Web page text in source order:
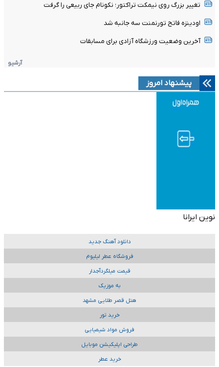
تغییر بزرگ روی نیمکت تراکتور؛ نکونام جای ربیعی را گرفت
اودینزه فاتح تورنمنت سه جانبه شد
آخرین وضعیت ورزشگاه آزادی برای مسابقات
آرشیو
پیشنهاد امروز
نوین ایرانا
دانلود آهنگ جدید
فروشگاه عطر لیلیوم
قیمت میلگردآجدار
به موزیک
هتل قصر طلایی مشهد
خرید تور
فروش مواد شیمیایی
طراحی اپلیکیشن موبایل
خرید عطر